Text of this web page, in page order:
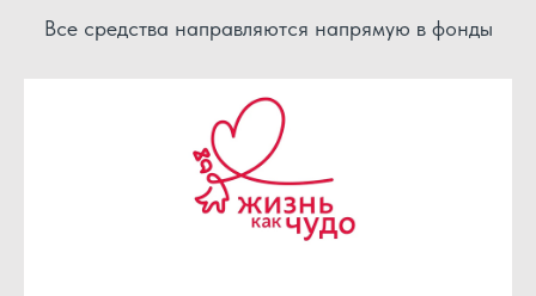
Все средства направляются напрямую в фонды